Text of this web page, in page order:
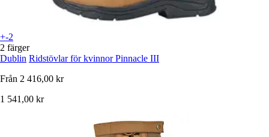
+-2
2 färger
Dublin Ridstövlar för kvinnor Pinnacle III
Från 2 416,00 kr
1 541,00 kr